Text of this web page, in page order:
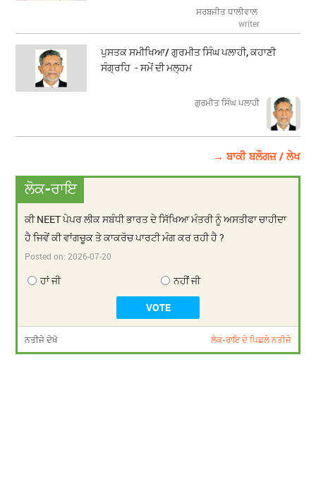
ਸਰਬਜੀਤ ਧਾਲੀਵਾਲ
writer
ਪੁਸਤਕ ਸਮੀਖਿਆ/ ਗੁਰਮੀਤ ਸਿੰਘ ਪਲਾਹੀ, ਕਹਾਣੀ
ਸੰਗ੍ਰਹਿ - ਸਮੇਂ ਦੀ ਮਲ੍ਹਮ
ਗੁਰਮੀਤ ਸਿੰਘ ਪਲਾਹੀ
→ ਬਾਕੀ ਬਲੌਗਜ਼ / ਲੇਖ
ਲੋਕ-ਰਾਇ
ਕੀ NEET ਪੇਪਰ ਲੀਕ ਸਬੰਧੀ ਭਾਰਤ ਦੇ ਸਿੱਖਿਆ ਮੰਤਰੀ ਨੂੰ ਅਸਤੀਫਾ ਚਾਹੀਦਾ
ਹੈ ਜਿਵੇਂ ਕੀ ਵਾਂਗਚੂਕ ਤੇ ਕਾਕਰੋਚ ਪਾਰਟੀ ਮੰਗ ਕਰ ਰਹੀ ਹੈ ?
Posted on:2026-07-20
ਹਾਂ ਜੀ ਨਹੀਂ ਜੀ
ਨਤੀਜੇ ਦੇਖੋ ਲੋਕ-ਰਾਇ ਦੇ ਪਿਛਲੇ ਨਤੀਜੇ